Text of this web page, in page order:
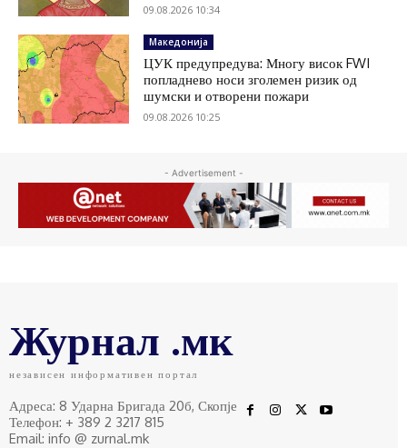
09.08.2026 10:34
Македонија
ЦУК предупредува: Многу висок FWI
попладнево носи зголемен ризик од
шумски и отворени пожари
09.08.2026 10:25
- Advertisement -
Журнал .мк
независен информативен портал
Адреса: 8 Ударна Бригада 20б, Скопје
Телефон: + 389 2 3217 815
Email: info @ zurnal.mk